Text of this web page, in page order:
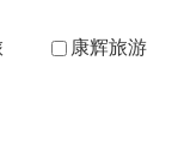
康辉旅游